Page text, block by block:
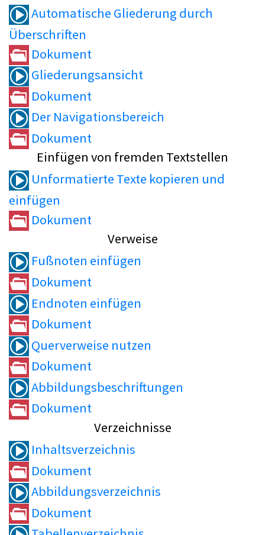
Automatische Gliederung durch
Überschriften
Dokument
Gliederungsansicht
Dokument
Der Navigationsbereich
Dokument
Einfügen von fremden Textstellen
Unformatierte Texte kopieren und
einfügen
Dokument
Verweise
Fußnoten einfügen
Dokument
Endnoten einfügen
Dokument
Querverweise nutzen
Dokument
Abbildungsbeschriftungen
Dokument
Verzeichnisse
Inhaltsverzeichnis
Dokument
Abbildungsverzeichnis
Dokument